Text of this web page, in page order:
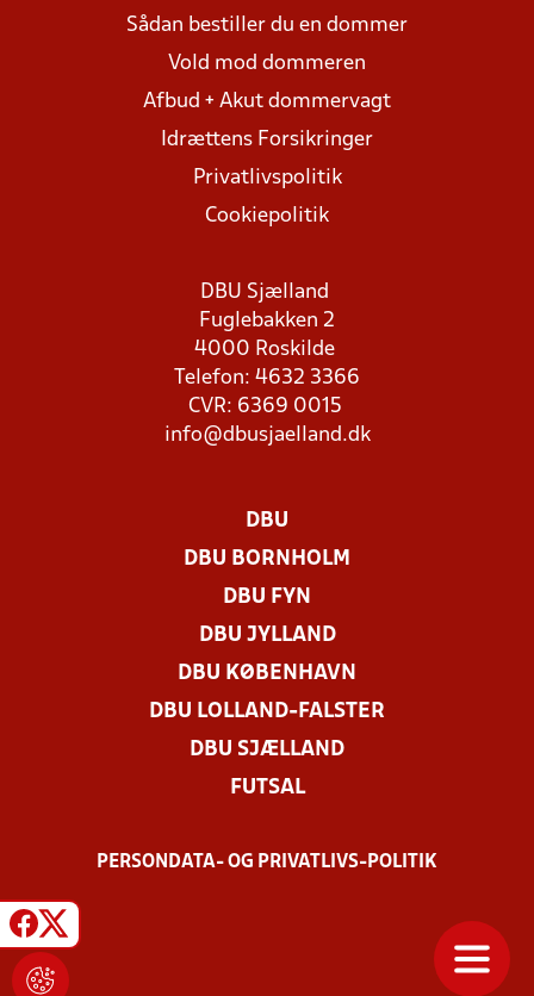
Sådan bestiller du en dommer
Vold mod dommeren
Afbud + Akut dommervagt
Idrættens Forsikringer
Privatlivspolitik
Cookiepolitik
DBU Sjælland
Fuglebakken 2
4000 Roskilde
Telefon: 4632 3366
CVR: 6369 0015
info@dbusjaelland.dk
DBU
DBU BORNHOLM
DBU FYN
DBU JYLLAND
DBU KØBENHAVN
DBU LOLLAND-FALSTER
DBU SJÆLLAND
FUTSAL
PERSONDATA- OG PRIVATLIVS-POLITIK